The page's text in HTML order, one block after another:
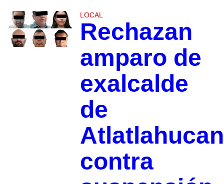
LOCAL
Rechazan
amparo de
exalcalde
de
Atlatlahucan
contra